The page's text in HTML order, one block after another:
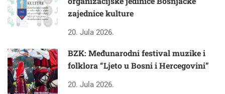
zajednice kulture
20. Jula 2026.
BZK: Međunarodni festival muzike i
folklora “Ljeto u Bosni i Hercegovini”
20. Jula 2026.